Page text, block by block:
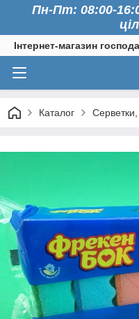
Пн-Пт: 08:00-
Інтернет-магазин
Каталог